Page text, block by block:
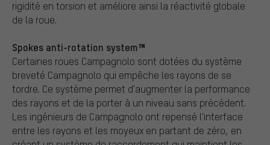
rigidité en torsion et améliore ainsi la réactivité globale
de la roue.
Spokes anti-rotation system™
Certaines roues Campagnolo sont dotées du système
breveté Campagnolo qui empêche les rayons de se
tordre. Ce système permet d'augmenter la performance
des rayons et de la porter à un niveau sans précédent.
Les ingénieurs de Campagnolo ont repensé l'interface
entre les rayons et les moyeux en partant de zéro, en